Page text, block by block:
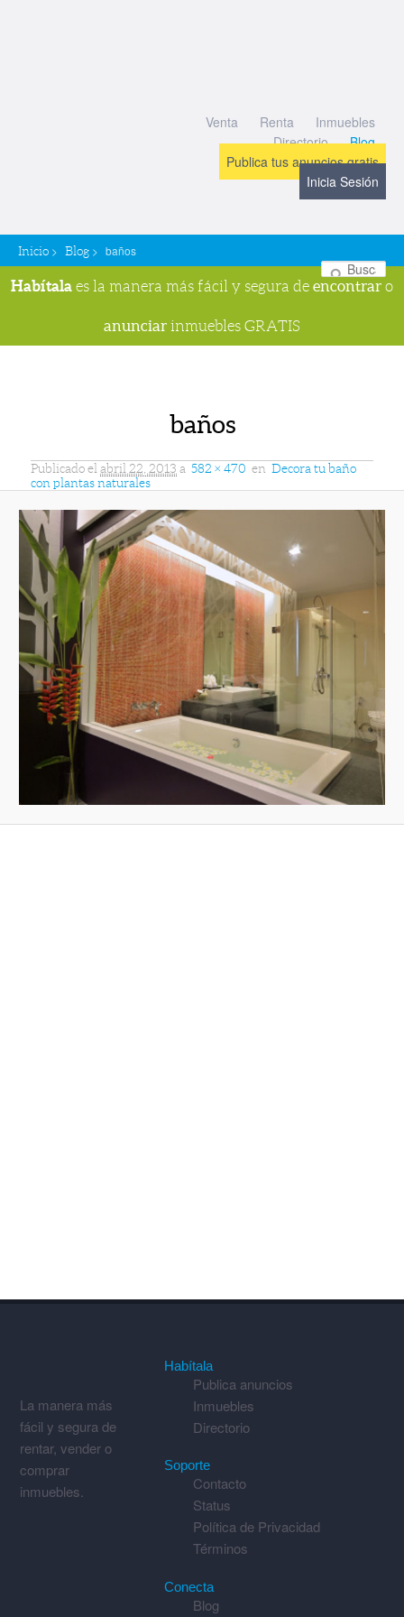
Venta Renta
Inmuebles
Directorio
Blog
Publica tus anuncios gratis
Inicia Sesión
Inicio > Blog > baños
Habítala es la manera más fácil y segura de encontrar o
anunciar inmuebles GRATIS
baños
Publicado el abril 22, 2013 a 582 × 470 en Decora tu baño
con plantas naturales
La manera más
fácil y segura de
rentar, vender o
comprar
inmuebles.
Habítala
Publica anuncios
Inmuebles
Directorio
Soporte
Contacto
Status
Política de Privacidad
Términos
Conecta
Blog